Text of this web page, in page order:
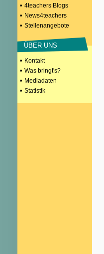
• 4teachers Blogs
• News4teachers
• Stellenangebote
ÜBER UNS
• Kontakt
• Was bringt's?
• Mediadaten
• Statistik